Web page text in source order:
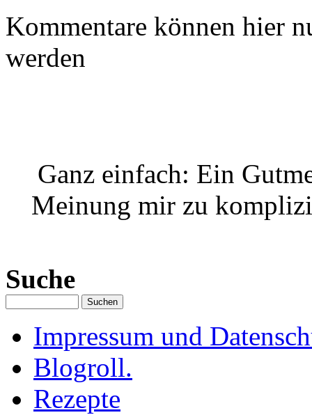
Kommentare können hier
werden
Ganz einfach: Ein
Meinung mir zu
Suche
Impressum und
Blogroll.
Rezepte